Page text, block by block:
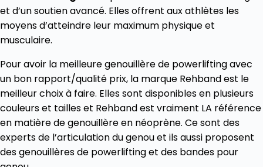
et d’un soutien avancé. Elles offrent aux athlètes les
moyens d’atteindre leur maximum physique et
musculaire.
Pour avoir la meilleure genouillère de powerlifting avec
un bon rapport/qualité prix, la marque Rehband est le
meilleur choix à faire. Elles sont disponibles en plusieurs
couleurs et tailles et Rehband est vraiment LA référence
en matière de genouillère en néoprène. Ce sont des
experts de l’articulation du genou et ils aussi proposent
des genouillères de powerlifting et des bandes pour